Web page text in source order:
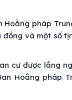
pháp
và một số
cư được lắng
Hoằng pháp